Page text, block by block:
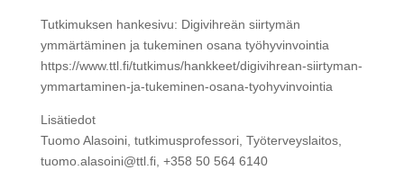
Tutkimuksen hankesivu: Digivihreän siirtymän
ymmärtäminen ja tukeminen osana työhyvinvointia
https://www.ttl.fi/tutkimus/hankkeet/digivihrean-siirtyman-
ymmartaminen-ja-tukeminen-osana-tyohyvinvointia
Lisätiedot
Tuomo Alasoini, tutkimusprofessori, Työterveyslaitos,
tuomo.alasoini@ttl.fi, +358 50 564 6140